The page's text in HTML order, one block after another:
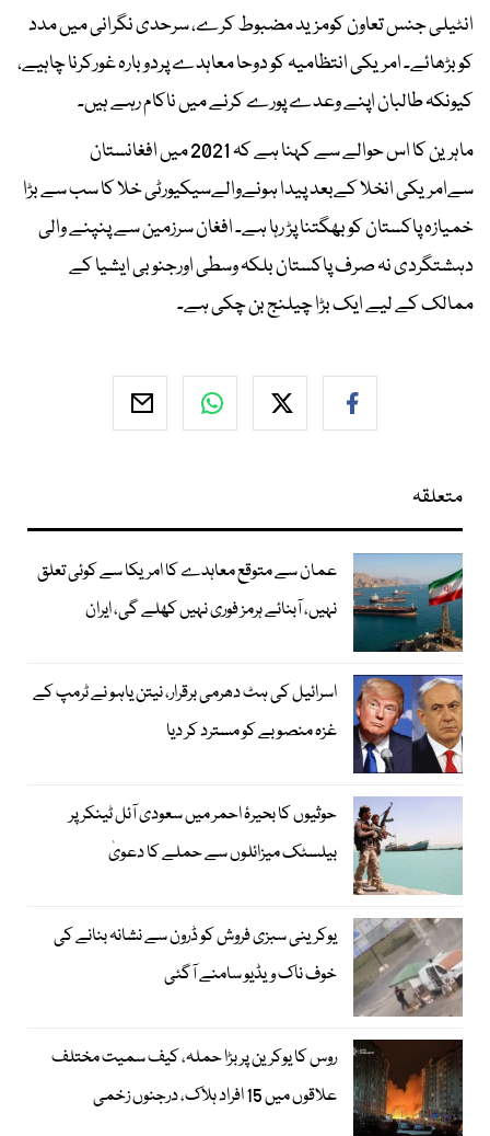
انٹیلی جنس تعاون کومزید مضبوط کرے، سرحدی نگرانی میں مدد
کوبڑھائے۔ امریکی انتظامیہ کو دوحا معاہدے پردوبارہ غورکرنا چاہیے،
کیونکہ طالبان اپنے وعدے پورے کرنے میں ناکام رہے ہیں۔
ماہرین کا اس حوالے سے کہنا ہے کہ 2021 میں افغانستان
سےامریکی انخلا کےبعد پیدا ہونےوالےسیکیورٹی خلا کا سب سے بڑا
خمیازہ پاکستان کو بھگتنا پڑ رہا ہے۔ افغان سرزمین سے پنپنے والی
دہشتگردی نہ صرف پاکستان بلکہ وسطی اورجنوبی ایشیا کے
ممالک کے لیے ایک بڑا چیلنج بن چکی ہے۔
متعلقہ
عمان سے متوقع معاہدے کا امریکا سے کوئی تعلق
نہیں، آبنائے ہرمز فوری نہیں کھلے گی، ایران
اسرائیل کی ہٹ دھرمی برقرار، نیتن یاہو نے ٹرمپ کے
غزہ منصوبے کو مسترد کر دیا
حوثیوں کا بحیرۂ احمر میں سعودی آئل ٹینکر پر
بیلسٹک میزائلوں سے حملے کا دعویٰ
یوکرینی سبزی فروش کو ڈرون سے نشانہ بنانے کی
خوف ناک ویڈیو سامنے آگئی
روس کا یوکرین پر بڑا حملہ، کیف سمیت مختلف
علاقوں میں 15 افراد ہلاک، درجنوں زخمی